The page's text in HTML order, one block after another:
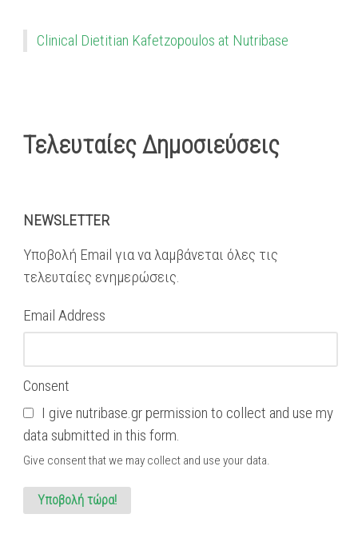
Clinical Dietitian Kafetzopoulos at Nutribase
Τελευταίες Δημοσιεύσεις
NEWSLETTER
Υποβολή Email για να λαμβάνεται όλες τις
τελευταίες ενημερώσεις.
Email Address
Consent
I give nutribase.gr permission to collect and use my
data submitted in this form.
Give consent that we may collect and use your data.
Υποβολή τώρα!